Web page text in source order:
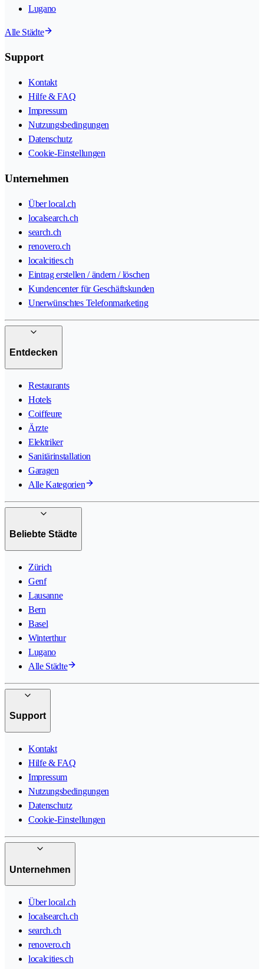
Lugano
Alle Städte
Support
Kontakt
Hilfe & FAQ
Impressum
Nutzungsbedingungen
Datenschutz
Cookie-Einstellungen
Unternehmen
Über local.ch
localsearch.ch
search.ch
renovero.ch
localcities.ch
Eintrag erstellen / ändern / löschen
Kundencenter für Geschäftskunden
Unerwünschtes Telefonmarketing
Entdecken
Restaurants
Hotels
Coiffeure
Ärzte
Elektriker
Sanitärinstallation
Garagen
Alle Kategorien
Beliebte Städte
Zürich
Genf
Lausanne
Bern
Basel
Winterthur
Lugano
Alle Städte
Support
Kontakt
Hilfe & FAQ
Impressum
Nutzungsbedingungen
Datenschutz
Cookie-Einstellungen
Unternehmen
Über local.ch
localsearch.ch
search.ch
renovero.ch
localcities.ch